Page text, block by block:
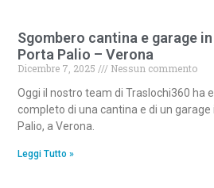
Sgombero cantina e garage
Porta Palio – Verona
Dicembre 7, 2025
Nessun commento
Oggi il nostro team di Traslochi360
completo di una cantina e di un garage
Palio, a Verona.
Leggi Tutto »